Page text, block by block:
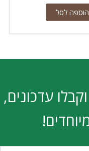
הוספה לסל
עדכונים,